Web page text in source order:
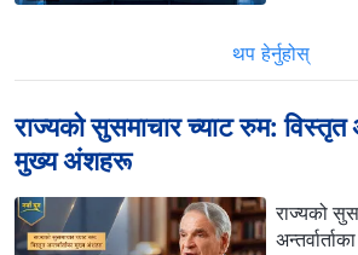
थप हेर्नुहोस्
राज्यको सुसमाचार च्याट रुम: विस्तृत
मुख्य अंशहरू
राज्यको